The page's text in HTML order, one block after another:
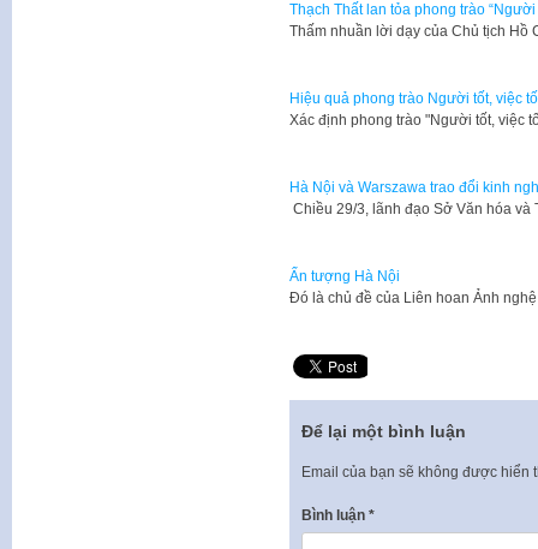
Thạch Thất lan tỏa phong trào “Người
Thấm nhuần lời dạy của Chủ tịch Hồ
Hiệu quả phong trào Người tốt, việc
Xác định phong trào "Người tốt, việc
Hà Nội và Warszawa trao đổi kinh
Chiều 29/3, lãnh đạo Sở Văn hóa
Ấn tượng Hà Nội
Đó là chủ đề của Liên hoan Ảnh
Để lại một bình luận
Email của bạn sẽ không được hiển
Bình luận *